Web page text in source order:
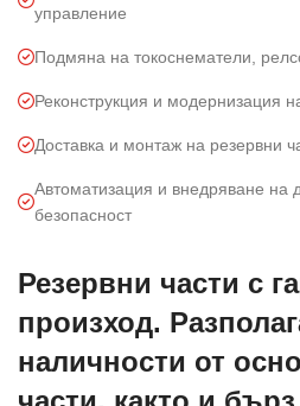
управление
Подмяна на токоснематели,
Реконструкция и модернизация
Доставка и монтаж на резервни
Автоматизация и внедряване на
безопасност
Резервни части с
произход.
наличности от